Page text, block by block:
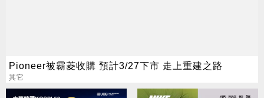
Pioneer被霸菱收購 預計3/27下市 走上重建之路
其它